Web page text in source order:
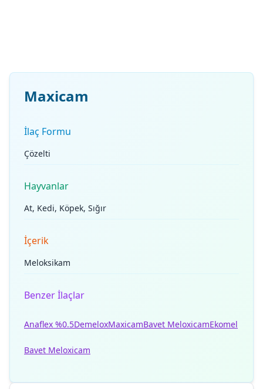
Maxicam
İlaç Formu
Çözelti
Hayvanlar
At, Kedi, Köpek, Sığır
İçerik
Meloksikam
Benzer İlaçlar
Anaflex %0.5DemeloxMaxicamBavet MeloxicamEkomel
Bavet Meloxicam